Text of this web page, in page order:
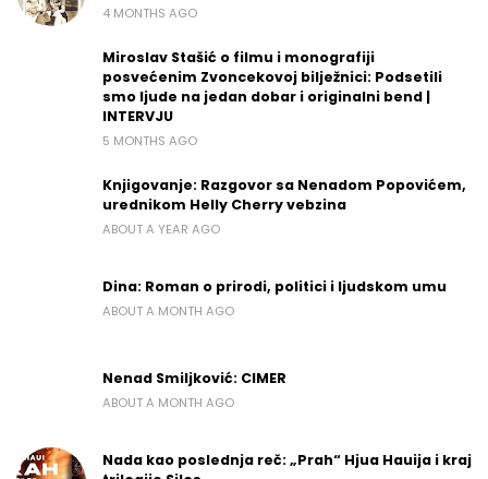
4 MONTHS AGO
Miroslav Stašić o filmu i monografiji
posvećenim Zvoncekovoj bilježnici: Podsetili
smo ljude na jedan dobar i originalni bend |
INTERVJU
5 MONTHS AGO
Knjigovanje: Razgovor sa Nenadom Popovićem,
urednikom Helly Cherry vebzina
ABOUT A YEAR AGO
Dina: Roman o prirodi, politici i ljudskom umu
ABOUT A MONTH AGO
Nenad Smiljković: CIMER
ABOUT A MONTH AGO
Nada kao poslednja reč: „Prah“ Hjua Hauija i kraj